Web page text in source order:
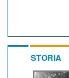
STORIA